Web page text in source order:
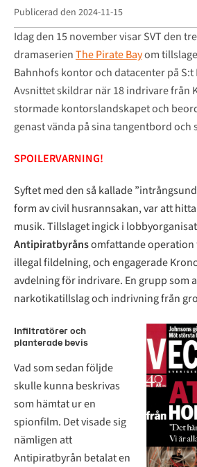
Publicerad den 2024-11-15
Idag den 15 november visar SVT den
dramaserienThe Pirate Bayom
Bahnhofs kontor och datacenter på S:t
Avsnittet skildrar när 18 indrivare från
stormade kontorslandskapet och
genast vända på sina tangentbord och
SPOILERVARNING!
Syftet med den så kallade
form av civil husrannsakan, var att
musik. Tillslaget ingick i
Antipiratbyrånsomfattande operation
illegal fildelning, och engagerade
avdelning för indrivare. En grupp som
narkotikatillslag och indrivning från
Infiltratörer och
planterade bevis
Vad som sedan följde
skulle kunna beskrivas
som hämtat ur en
spionfilm. Det visade sig
nämligen att
Antipiratbyrån betalat en